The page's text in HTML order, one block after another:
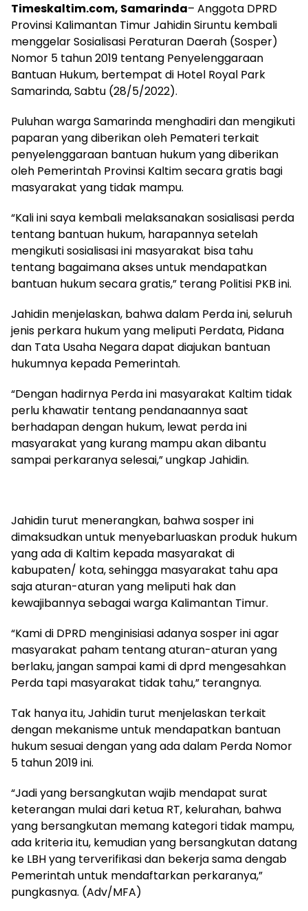
Timeskaltim.com, Samarinda– Anggota DPRD
Provinsi Kalimantan Timur Jahidin Siruntu kembali
menggelar Sosialisasi Peraturan Daerah (Sosper)
Nomor 5 tahun 2019 tentang Penyelenggaraan
Bantuan Hukum, bertempat di Hotel Royal Park
Samarinda, Sabtu (28/5/2022).
Puluhan warga Samarinda menghadiri dan mengikuti
paparan yang diberikan oleh Pemateri terkait
penyelenggaraan bantuan hukum yang diberikan
oleh Pemerintah Provinsi Kaltim secara gratis bagi
masyarakat yang tidak mampu.
“Kali ini saya kembali melaksanakan sosialisasi perda
tentang bantuan hukum, harapannya setelah
mengikuti sosialisasi ini masyarakat bisa tahu
tentang bagaimana akses untuk mendapatkan
bantuan hukum secara gratis,” terang Politisi PKB ini.
Jahidin menjelaskan, bahwa dalam Perda ini, seluruh
jenis perkara hukum yang meliputi Perdata, Pidana
dan Tata Usaha Negara dapat diajukan bantuan
hukumnya kepada Pemerintah.
“Dengan hadirnya Perda ini masyarakat Kaltim tidak
perlu khawatir tentang pendanaannya saat
berhadapan dengan hukum, lewat perda ini
masyarakat yang kurang mampu akan dibantu
sampai perkaranya selesai,” ungkap Jahidin.
Jahidin turut menerangkan, bahwa sosper ini
dimaksudkan untuk menyebarluaskan produk hukum
yang ada di Kaltim kepada masyarakat di
kabupaten/ kota, sehingga masyarakat tahu apa
saja aturan-aturan yang meliputi hak dan
kewajibannya sebagai warga Kalimantan Timur.
“Kami di DPRD menginisiasi adanya sosper ini agar
masyarakat paham tentang aturan-aturan yang
berlaku, jangan sampai kami di dprd mengesahkan
Perda tapi masyarakat tidak tahu,” terangnya.
Tak hanya itu, Jahidin turut menjelaskan terkait
dengan mekanisme untuk mendapatkan bantuan
hukum sesuai dengan yang ada dalam Perda Nomor
5 tahun 2019 ini.
“Jadi yang bersangkutan wajib mendapat surat
keterangan mulai dari ketua RT, kelurahan, bahwa
yang bersangkutan memang kategori tidak mampu,
ada kriteria itu, kemudian yang bersangkutan datang
ke LBH yang terverifikasi dan bekerja sama dengab
Pemerintah untuk mendaftarkan perkaranya,”
pungkasnya. (Adv/MFA)